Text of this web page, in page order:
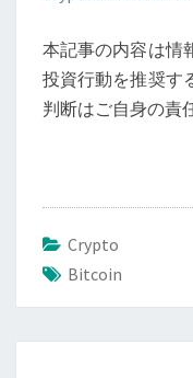
本記事の内容は情
投資行動を推奨す
判断はご自身の責
Crypto
Bitcoin